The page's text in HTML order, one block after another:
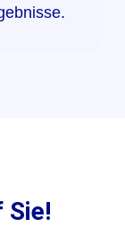
Sie!